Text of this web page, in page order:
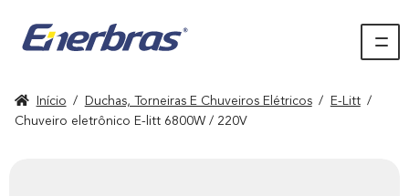
Início / Duchas, Torneiras E Chuveiros Elétricos / E-Litt /
Chuveiro eletrônico E-litt 6800W / 220V